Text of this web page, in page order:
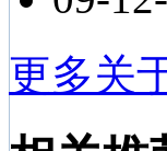
更多关